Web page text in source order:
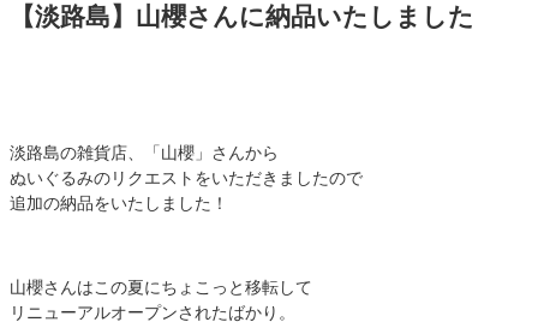
【淡路島】山櫻さんに納品いたしました
淡路島の雑貨店、「山櫻」さんから
ぬいぐるみのリクエストをいただきましたので
追加の納品をいたしました！
山櫻さんはこの夏にちょこっと移転して
リニューアルオープンされたばかり。